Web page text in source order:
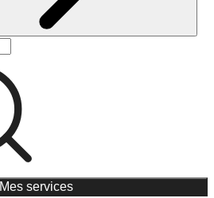
Mes services